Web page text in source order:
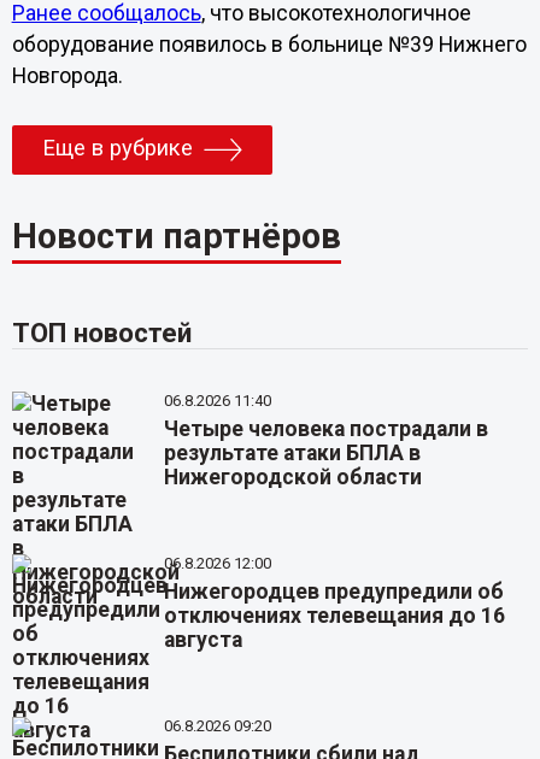
Ранее сообщалось, что высокотехнологичное
оборудование появилось в больнице №39 Нижнего
Новгорода.
Еще в рубрике
Новости партнёров
ТОП новостей
06.8.2026 11:40
Четыре человека пострадали в
результате атаки БПЛА в
Нижегородской области
06.8.2026 12:00
Нижегородцев предупредили об
отключениях телевещания до 16
августа
06.8.2026 09:20
Беспилотники сбили над